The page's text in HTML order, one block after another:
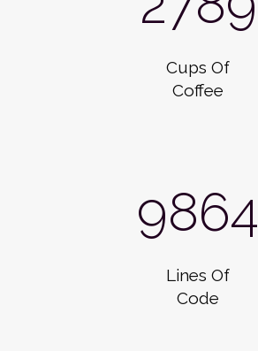
Cups Of
Coffee
9864
Lines Of
Code